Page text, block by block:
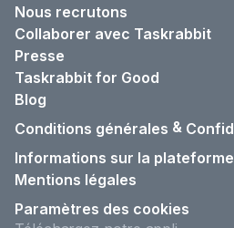
Nous recrutons
Collaborer avec Taskrabbit
Presse
Taskrabbit for Good
Blog
Conditions générales &
Informations sur la plateforme
Mentions légales
Paramètres des cookies